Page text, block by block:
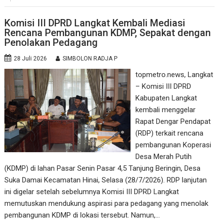
Komisi III DPRD Langkat Kembali Mediasi
Rencana Pembangunan KDMP, Sepakat dengan
Penolakan Pedagang
28 Juli 2026 SIMBOLON RADJA P
topmetro.news, Langkat
– Komisi III DPRD
Kabupaten Langkat
kembali menggelar
Rapat Dengar Pendapat
(RDP) terkait rencana
pembangunan Koperasi
Desa Merah Putih
(KDMP) di lahan Pasar Senin Pasar 4,5 Tanjung Beringin, Desa
Suka Damai Kecamatan Hinai, Selasa (28/7/2026). RDP lanjutan
ini digelar setelah sebelumnya Komisi III DPRD Langkat
memutuskan mendukung aspirasi para pedagang yang menolak
pembangunan KDMP di lokasi tersebut. Namun,…